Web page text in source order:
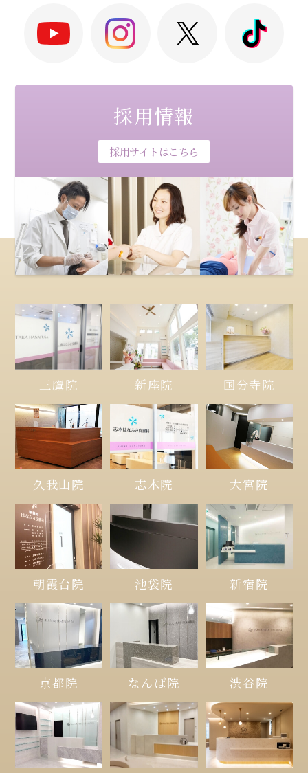
採用情報
採用サイトはこちら
三鷹院 新座院 国分寺院
久我山院 志木院 大宮院
朝霞台院 池袋院 新宿院
京都院 なんば院 渋谷院